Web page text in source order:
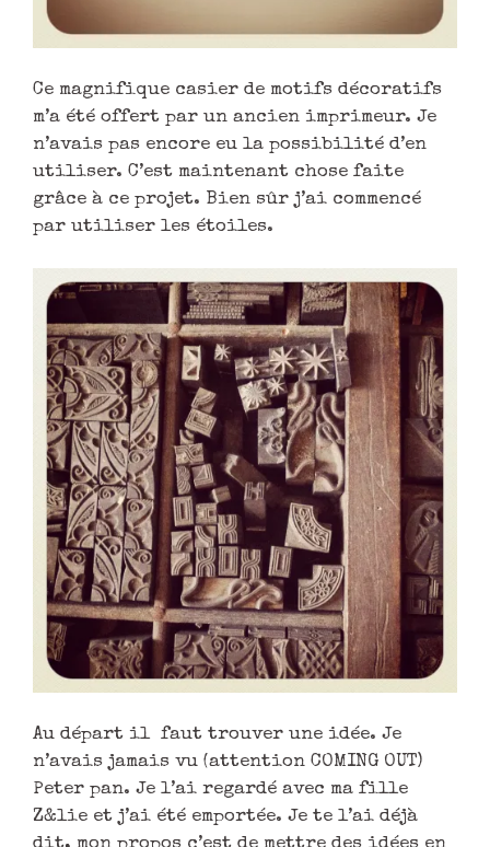
Ce magnifique casier de motifs décoratifs
m’a été offert par un ancien imprimeur. Je
n’avais pas encore eu la possibilité d’en
utiliser. C’est maintenant chose faite
grâce à ce projet. Bien sûr j’ai commencé
par utiliser les étoiles.
Au départ il faut trouver une idée. Je
n’avais jamais vu (attention COMING OUT)
Peter pan. Je l’ai regardé avec ma fille
Z&lie et j’ai été emportée. Je te l’ai déjà